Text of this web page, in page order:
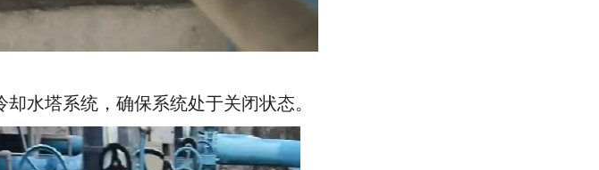
水塔系统，确保系统处于关闭状态。